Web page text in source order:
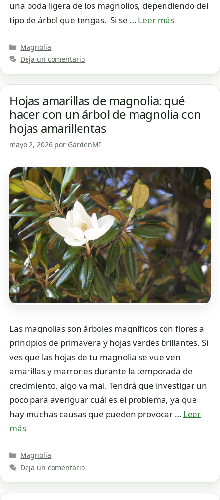
una poda ligera de los magnolios, dependiendo del
tipo de árbol que tengas. Si se … Leer más
Categorías
Magnolia
Deja un comentario
Hojas amarillas de magnolia: qué
hacer con un árbol de magnolia con
hojas amarillentas
mayo 2, 2026 por GardenMI
Las magnolias son árboles magníficos con flores a
principios de primavera y hojas verdes brillantes. Si
ves que las hojas de tu magnolia se vuelven
amarillas y marrones durante la temporada de
crecimiento, algo va mal. Tendrá que investigar un
poco para averiguar cuál es el problema, ya que
hay muchas causas que pueden provocar … Leer
más
Categorías
Magnolia
Deja un comentario